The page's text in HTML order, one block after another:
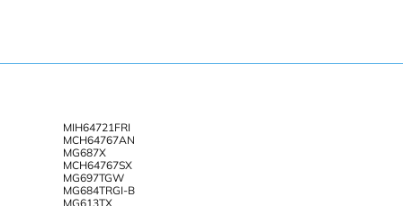
MIH64721FRI
MCH64767AN
MG687X
MCH64767SX
MG697TGW
MG684TRGI-B
MG613TX